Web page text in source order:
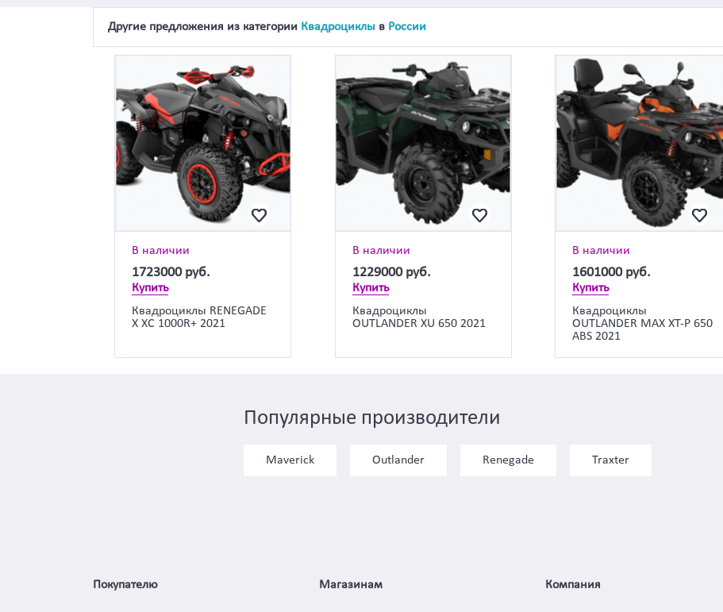
Другие предложения из категории Квадроциклы в России
В наличии
1723000 руб.
Купить
Квадроциклы RENEGADE
X XC 1000R+ 2021
В наличии
1229000 руб.
Купить
Квадроциклы
OUTLANDER XU 650 2021
В наличии
1601000 руб.
Купить
Квадроциклы
OUTLANDER MAX XT-P 650
ABS 2021
Популярные производители
Maverick Outlander Renegade Traxter
Покупателю Магазинам Компания